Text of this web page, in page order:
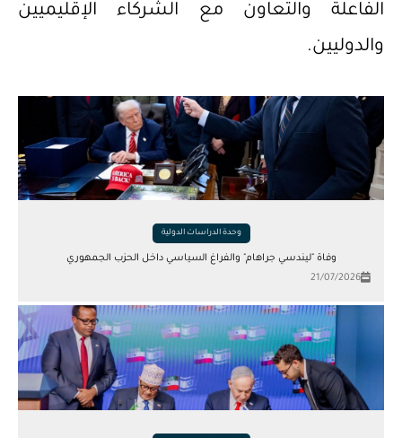
الفاعلة والتعاون مع الشركاء الإقليميين
والدوليين.
وحدة الدراسات الدولية
وفاة "ليندسي جراهام" والفراغ السياسي داخل الحزب الجمهوري
21/07/2026